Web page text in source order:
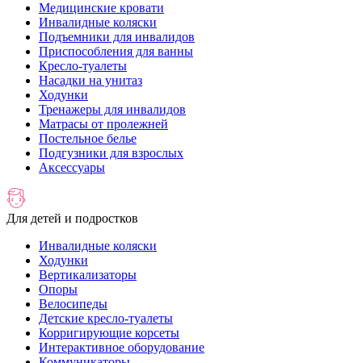
Медицинские кровати
Инвалидные коляски
Подъемники для инвалидов
Приспособления для ванны
Кресло-туалеты
Насадки на унитаз
Ходунки
Тренажеры для инвалидов
Матрасы от пролежней
Постельное белье
Подгузники для взрослых
Аксессуары
Для детей и подростков
Инвалидные коляски
Ходунки
Вертикализаторы
Опоры
Велосипеды
Детские кресло-туалеты
Корригирующие корсеты
Интерактивное оборудование